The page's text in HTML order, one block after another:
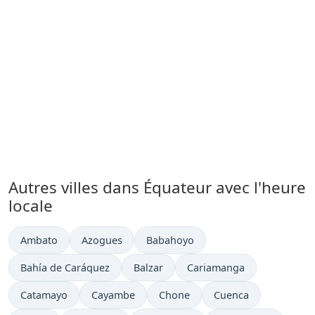
Autres villes dans Équateur avec l'heure
locale
Heure actuelle à
Ambato Heure actuelle à
Azogues Heure actuelle à
Babahoyo
Heure actuelle à
Bahía de Caráquez Heure actuelle à
Balzar Heure actuelle à
Cariamanga
Heure actuelle à
Catamayo Heure actuelle à
Cayambe Heure actuelle à
Chone Heure actuelle à
Cuenca